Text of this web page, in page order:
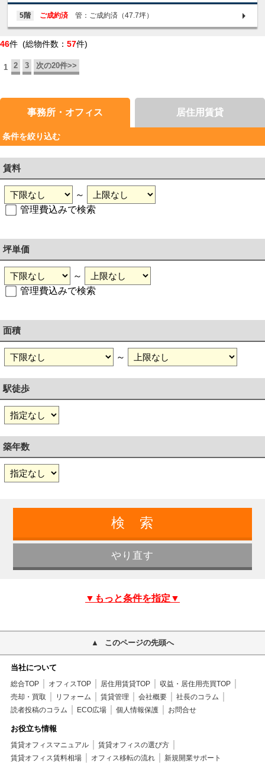
5階 ご成約済 管：ご成約済（47.7坪）
46件 (総物件数： 57件)
1 2 3 次の20件>>
事務所・オフィス 居住用賃貸
条件を絞り込む
賃料
～
管理費込みで検索
坪単価
～
管理費込みで検索
面積
～
駅徒歩
築年数
▼もっと条件を指定▼
このページの先頭へ
当社について
総合TOP オフィスTOP 居住用賃貸TOP
収益・居住用売買TOP
売却・買取
リフォーム 賃貸管理 会社概要
社長のコラム
読者投稿のコラム
ECO広場 個人情報保護 お問合せ
お役立ち情報
賃貸オフィスマニュアル
賃貸オフィスの選び方
賃貸オフィス賃料相場
オフィス移転の流れ 新規開業サポート